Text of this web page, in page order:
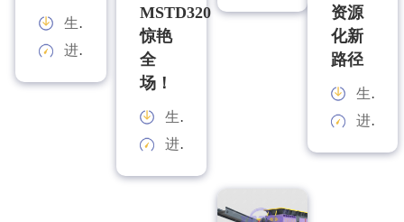
生产能力：
进料规格：
MSTD320
惊艳
全
场！
生产能力：
进料规格：
资源
化新
路径
生产能力：
进料规格：